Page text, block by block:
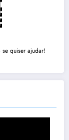
quiser ajudar!